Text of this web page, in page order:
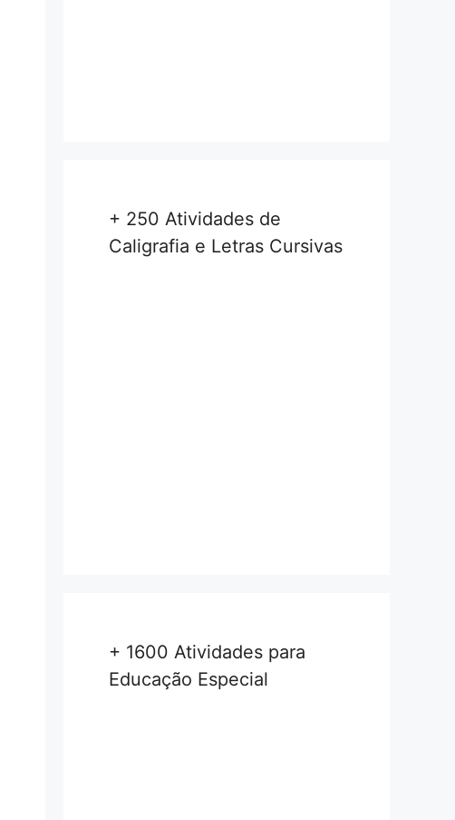
+ 250 Atividades de
Caligrafia e Letras Cursivas
+ 1600 Atividades para
Educação Especial